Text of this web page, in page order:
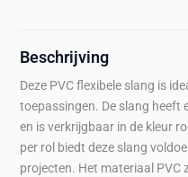
Beschrijving
Deze PVC flexibele slang is
toepassingen. De slang heeft
en is verkrijgbaar in de kleur
per rol biedt deze slang
projecten. Het materiaal PVC